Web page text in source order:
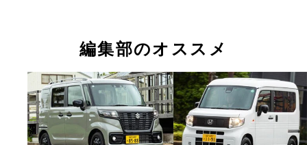
編集部のオススメ